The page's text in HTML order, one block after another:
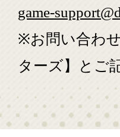
game-
※お問い合わ
ターズ】とご